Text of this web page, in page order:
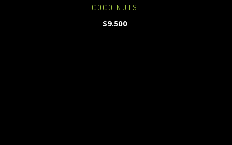
COCO NUTS
$9.500